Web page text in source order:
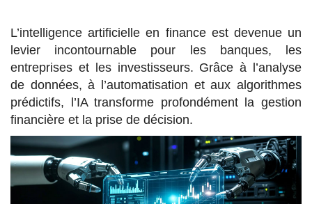
L’intelligence artificielle en finance est devenue un
levier incontournable pour les banques, les
entreprises et les investisseurs. Grâce à l’analyse
de données, à l’automatisation et aux algorithmes
prédictifs, l’IA transforme profondément la gestion
financière et la prise de décision.